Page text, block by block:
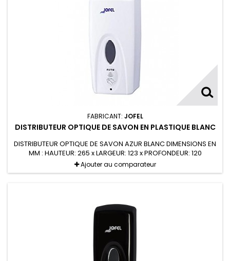
FABRICANT: JOFEL
DISTRIBUTEUR OPTIQUE DE SAVON EN PLASTIQUE BLANC
DISTRIBUTEUR OPTIQUE DE SAVON AZUR BLANC DIMENSIONS EN
MM : HAUTEUR: 265 x LARGEUR: 123 x PROFONDEUR: 120
FONCTIONNE AVEC 6 PILES AA-LR6 ALCALINES PAR CAPTEUR
OPTIQUE
Ajouter au comparateur